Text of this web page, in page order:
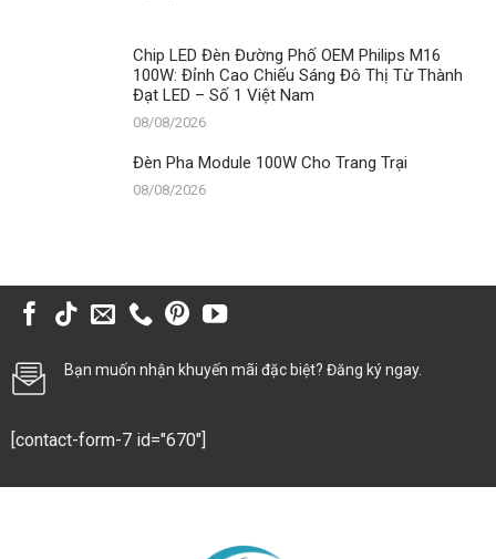
Chip LED Đèn Đường Phố OEM Philips M16
100W: Đỉnh Cao Chiếu Sáng Đô Thị Từ Thành
Đạt LED – Số 1 Việt Nam
08/08/2026
Đèn Pha Module 100W Cho Trang Trại
08/08/2026
Bạn muốn nhận khuyến mãi đặc biệt? Đăng ký ngay.
[contact-form-7 id="670"]